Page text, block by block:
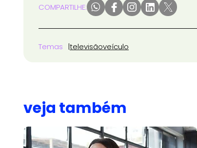
COMPARTILHE:
Temas televisãoveículo
veja também